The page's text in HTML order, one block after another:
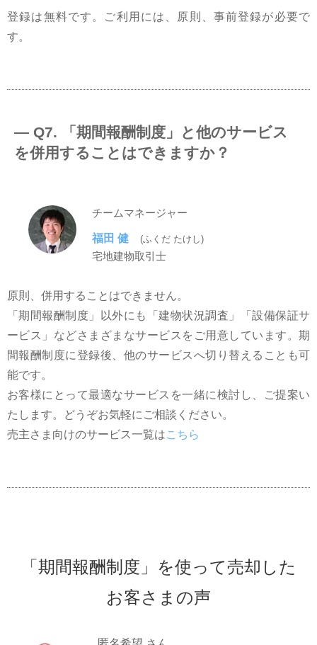
登録は無料です。ご利⽤には、原則、事前登録が必要で
す。
― Q7. 「期間報酬制度」と他のサービス
を併⽤することはできますか？
チームマネージャー
福田 健 (ふくだ たけし)
宅地建物取引士
原則、併用することはできません。
「期間報酬制度」以外にも「建物状況調査」「設備保証サ
ービス」などさまざまなサービスをご⽤意しています。期
間報酬制度に登録後、他のサービスへ切り替えることも可
能です。
お客様にとって最適なサービスを⼀緒に検討し、ご提案い
たします。どうぞお気軽にご相談ください。
売主さま向けのサービス⼀覧はこちら
「期間報酬制度」を使って売却した
お客さまの声